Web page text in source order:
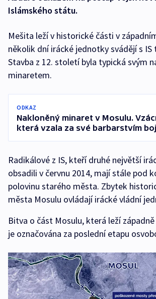
Islámského státu.
Mešita leží v historické části v
několik dní irácké jednotky svádějí s IS
Stavba z 12. století byla typická svým
minaretem.
ODKAZ
Nakloněný minaret v Mosulu.
která vzala za své barbarstvím
Radikálové z IS, kteří druhé největší
obsadili v červnu 2014, mají stále pod
polovinu starého města. Zbytek
města Mosulu ovládají irácké vládní
Bitva o část Mosulu, která leží
je označována za poslední etapu